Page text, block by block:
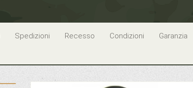
Spedizioni Recesso Condizioni Garanzia